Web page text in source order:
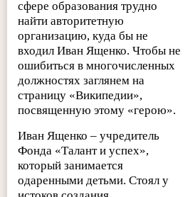
сфере образования трудно
найти авторитетную
организацию, куда бы не
входил Иван Ященко. Чтобы не
ошибиться в многочисленных
должностях заглянем на
страницу «Википедии»,
посвященную этому «герою».
Иван Ященко – учредитель
Фонда «Талант и успех»,
который занимается
одаренными детьми. Стоял у